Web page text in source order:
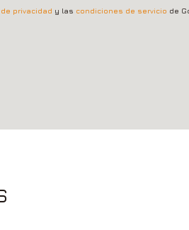
privacidad y las condiciones de servicio de